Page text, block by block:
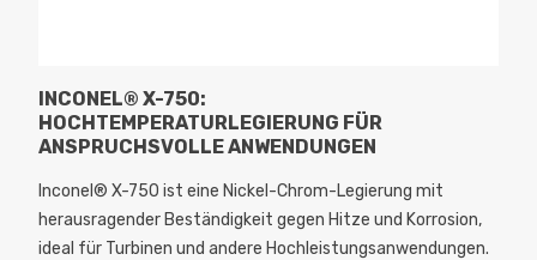
INCONEL® X-750:
HOCHTEMPERATURLEGIERUNG FÜR
ANSPRUCHSVOLLE ANWENDUNGEN
Inconel® X-750 ist eine Nickel-Chrom-Legierung mit
herausragender Beständigkeit gegen Hitze und Korrosion,
ideal für Turbinen und andere Hochleistungsanwendungen.